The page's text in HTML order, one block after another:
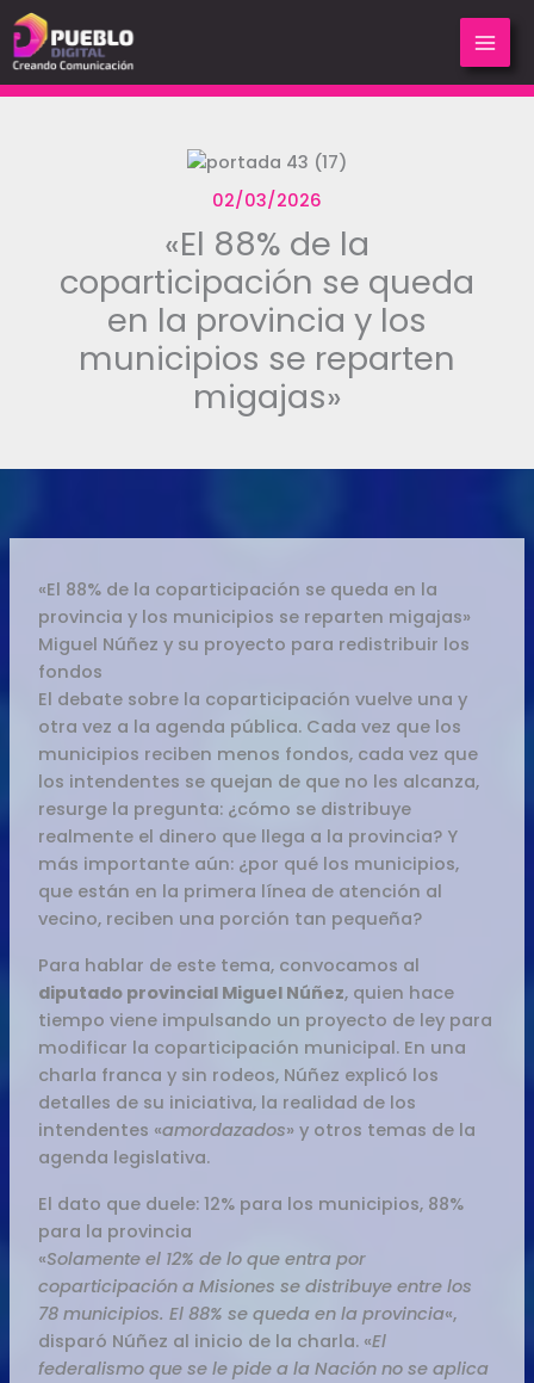
al
contenido
02/03/2026
«El 88% de la
coparticipación se queda
en la provincia y los
municipios se reparten
migajas»
«El 88% de la coparticipación se queda en la
provincia y los municipios se reparten migajas»
Miguel Núñez y su proyecto para redistribuir los
fondos
El debate sobre la coparticipación vuelve una y
otra vez a la agenda pública. Cada vez que los
municipios reciben menos fondos, cada vez que
los intendentes se quejan de que no les alcanza,
resurge la pregunta: ¿cómo se distribuye
realmente el dinero que llega a la provincia? Y
más importante aún: ¿por qué los municipios,
que están en la primera línea de atención al
vecino, reciben una porción tan pequeña?
Para hablar de este tema, convocamos al
diputado provincial Miguel Núñez, quien hace
tiempo viene impulsando un proyecto de ley para
modificar la coparticipación municipal. En una
charla franca y sin rodeos, Núñez explicó los
detalles de su iniciativa, la realidad de los
intendentes «amordazados» y otros temas de la
agenda legislativa.
El dato que duele: 12% para los municipios, 88%
para la provincia
«Solamente el 12% de lo que entra por
coparticipación a Misiones se distribuye entre los
78 municipios. El 88% se queda en la provincia«,
disparó Núñez al inicio de la charla. «El
federalismo que se le pide a la Nación no se aplica